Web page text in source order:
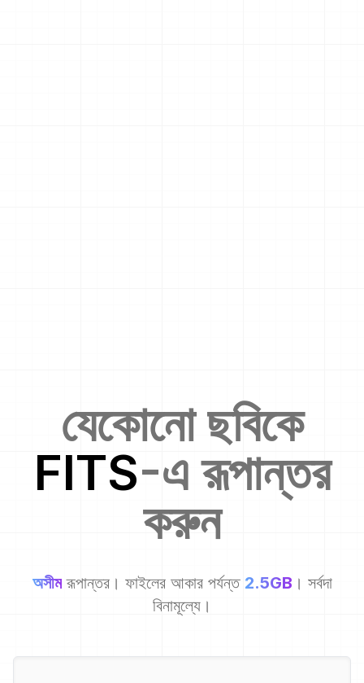
যেকোনো ছবিকে
FITS-এ রূপান্তর
করুন
অসীম রূপান্তর। ফাইলের আকার পর্যন্ত 2.5GB । সর্বদা
বিনামূল্যে।